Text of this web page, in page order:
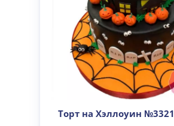
Торт на Хэллоуин №3321